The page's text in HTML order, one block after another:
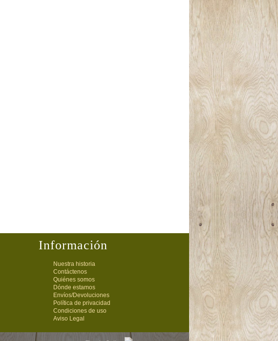
Información
Nuestra historia
Contáctenos
Quiénes somos
Dónde estamos
Envíos/Devoluciones
Política de privacidad
Condiciones de uso
Aviso Legal